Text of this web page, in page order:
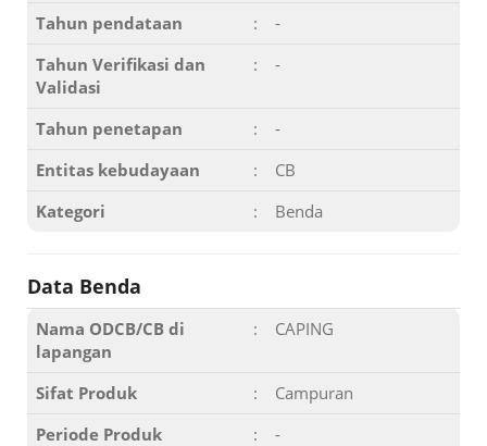
Tahun pendataan
:
-
Tahun Verifikasi dan
Validasi
: -
Tahun penetapan :
-
Entitas kebudayaan
:
CB
Kategori
: Benda
Data Benda
Nama ODCB/CB di
lapangan
: CAPING
Sifat Produk :
Campuran
Periode Produk
:
-